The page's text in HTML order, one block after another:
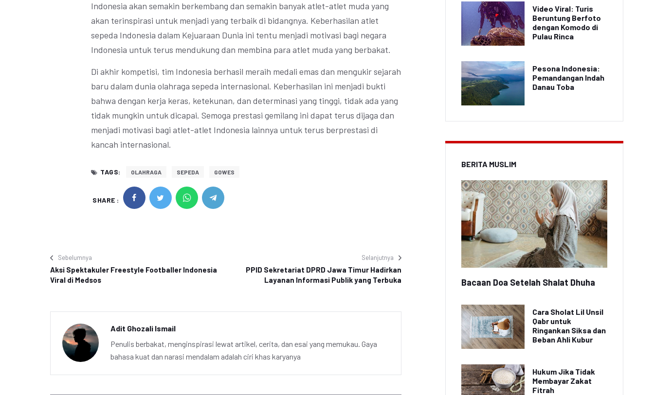
Indonesia akan semakin berkembang dan semakin banyak atlet-atlet muda yang
akan terinspirasi untuk menjadi yang terbaik di bidangnya. Keberhasilan atlet
sepeda Indonesia dalam Kejuaraan Dunia ini tentu menjadi motivasi bagi negara
Indonesia untuk terus mendukung dan membina para atlet muda yang berbakat.
Di akhir kompetisi, tim Indonesia berhasil meraih medali emas dan mengukir sejarah
baru dalam dunia olahraga sepeda internasional. Keberhasilan ini menjadi bukti
bahwa dengan kerja keras, ketekunan, dan determinasi yang tinggi, tidak ada yang
tidak mungkin untuk dicapai. Semoga prestasi gemilang ini dapat terus dijaga dan
menjadi motivasi bagi atlet-atlet Indonesia lainnya untuk terus berprestasi di
kancah internasional.
TAGS: OLAHRAGA SEPEDA GOWES
SHARE :
Sebelumnya
Aksi Spektakuler Freestyle Footballer Indonesia
Viral di Medsos
Selanjutnya
PPID Sekretariat DPRD Jawa Timur Hadirkan
Layanan Informasi Publik yang Terbuka
Adit Ghozali Ismail
Penulis berbakat, menginspirasi lewat artikel, cerita, dan esai yang memukau. Gaya
bahasa kuat dan narasi mendalam adalah ciri khas karyanya
Video Viral: Turis
Beruntung Berfoto
dengan Komodo di
Pulau Rinca
Pesona Indonesia:
Pemandangan Indah
Danau Toba
BERITA MUSLIM
Bacaan Doa Setelah Shalat Dhuha
Cara Sholat Lil Unsil
Qabr untuk
Ringankan Siksa dan
Beban Ahli Kubur
Hukum Jika Tidak
Membayar Zakat
Fitrah